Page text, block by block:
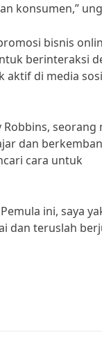
konsumen,”
bisnis
berinteraksi
aktif di media
dan
cara untuk
ini, saya
dan teruslah